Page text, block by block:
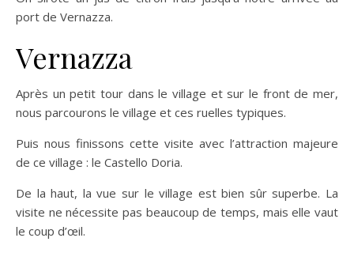
port de Vernazza.
Vernazza
Après un petit tour dans le village et sur le front de mer,
nous parcourons le village et ces ruelles typiques.
Puis nous finissons cette visite avec l’attraction majeure
de ce village : le Castello Doria.
De la haut, la vue sur le village est bien sûr superbe. La
visite ne nécessite pas beaucoup de temps, mais elle vaut
le coup d’œil.